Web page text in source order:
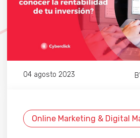
04 agosto 2023
Online Marketing & Digital